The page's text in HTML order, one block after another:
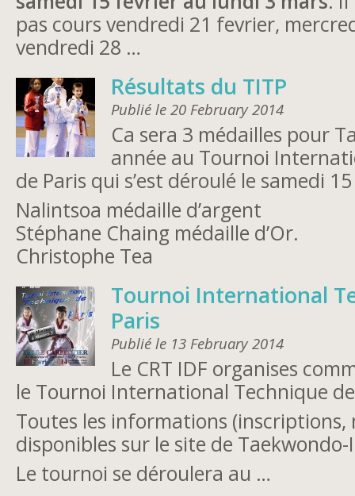
pas cours vendredi 21 fevrier,
vendredi 28 …
Résultats du TITP
Publié le 20 February 2014
Ca sera 3 médailles pour
année au Tournoi
de Paris qui s’est déroulé le samedi
Nalintsoa médaille d’argent
Stéphane Chaing médaille d’Or.
Christophe Tea
Tournoi International
Paris
Publié le 13 February 2014
Le CRT IDF organises
le Tournoi International Technique
Toutes les informations
disponibles sur le site de Taekwondo-
Le tournoi se déroulera au …